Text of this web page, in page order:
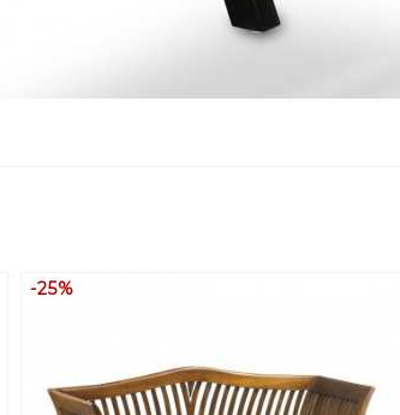
-25%